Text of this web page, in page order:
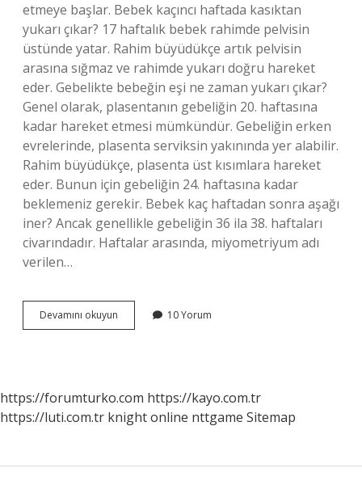
etmeye başlar. Bebek kaçıncı haftada kasıktan
yukarı çıkar? 17 haftalık bebek rahimde pelvisin
üstünde yatar. Rahim büyüdükçe artık pelvisin
arasına sığmaz ve rahimde yukarı doğru hareket
eder. Gebelikte bebeğin eşi ne zaman yukarı çıkar?
Genel olarak, plasentanın gebeliğin 20. haftasına
kadar hareket etmesi mümkündür. Gebeliğin erken
evrelerinde, plasenta serviksin yakınında yer alabilir.
Rahim büyüdükçe, plasenta üst kısımlara hareket
eder. Bunun için gebeliğin 24. haftasına kadar
beklemeniz gerekir. Bebek kaç haftadan sonra aşağı
iner? Ancak genellikle gebeliğin 36 ila 38. haftaları
civarındadır. Haftalar arasında, miyometriyum adı
verilen…
Devamını okuyun
Karnında
Çıkar
10 Yorum
https://forumturko.com https://kayo.com.tr
https://luti.com.tr knight online nttgame Sitemap